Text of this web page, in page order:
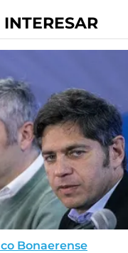
Bonaerense